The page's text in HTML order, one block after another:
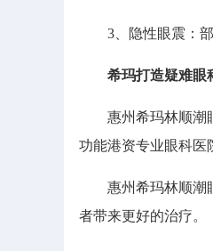
3、隐性眼震：部
希玛打造疑难眼
惠州希玛林顺潮眼
功能港资专业眼科医
惠州希玛林顺潮眼
者带来更好的治疗。